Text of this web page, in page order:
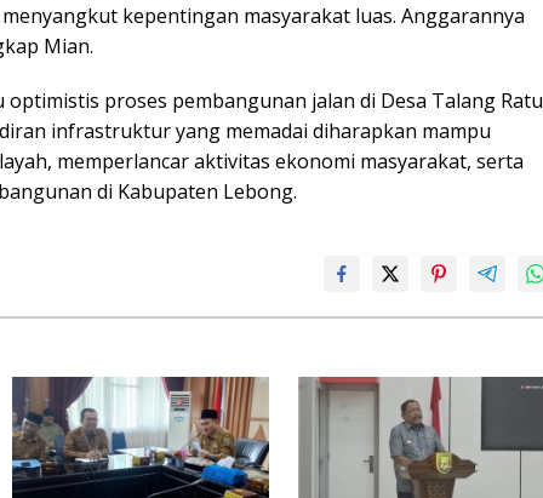
kepentingan masyarakat luas. Anggarannya
Mian.
proses pembangunan jalan di Desa Talang Ratu
infrastruktur yang memadai diharapkan mampu
memperlancar aktivitas ekonomi masyarakat, serta
di Kabupaten Lebong.